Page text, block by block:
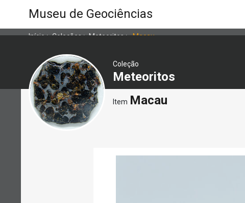
Museu de Geociências
Início>Coleções>Meteoritos>Macau
Coleção
Meteoritos
Item Macau